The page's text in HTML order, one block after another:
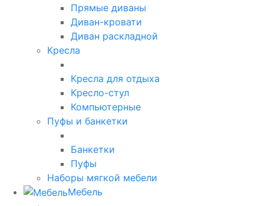
Прямые диваны
Диван-кровати
Диван раскладной
Кресла
Кресла для отдыха
Кресло-стул
Компьютерные
Пуфы и банкетки
Банкетки
Пуфы
Наборы мягкой мебели
Мебель